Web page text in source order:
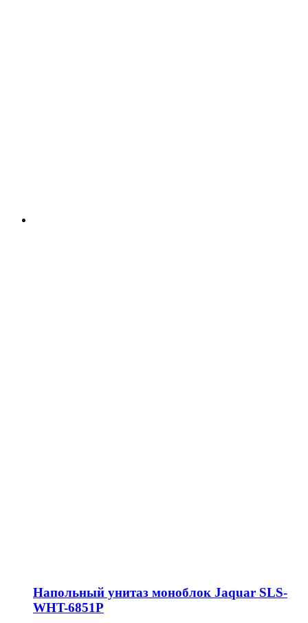
Напольный унитаз моноблок Jaquar SLS-
WHT-6851P